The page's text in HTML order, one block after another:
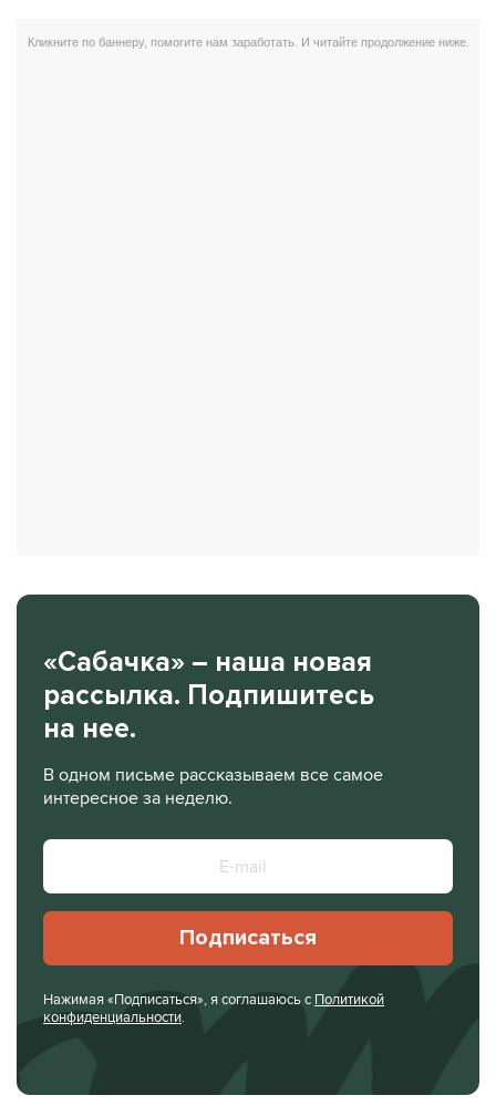
«Сабачка» – наша новая
рассылка. Подпишитесь
на нее.
В одном письме рассказываем все самое
интересное за неделю.
Подписаться
Нажимая «Подписаться», я соглашаюсь с Политикой
конфиденциальности.